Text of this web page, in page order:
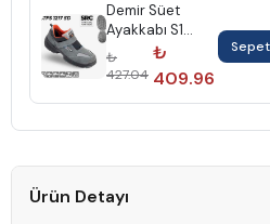
Demir Süet
Ayakkabı S1
Çelik Burun
No:40 1217
₺
427.04
₺
409.96
Ürün Detayı